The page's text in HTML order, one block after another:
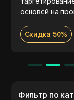
основой на
компаниям
Скидка 50%
Фильтр по